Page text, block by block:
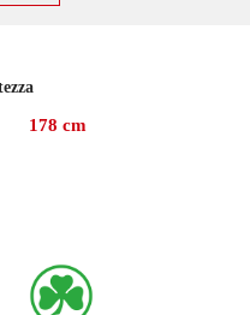
presenze in campionato
2025.
178 cm